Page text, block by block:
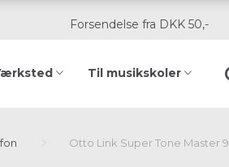
Forsendelse fra DKK 50,-
Til musikskoler
Otto Link Super Tone Master 9